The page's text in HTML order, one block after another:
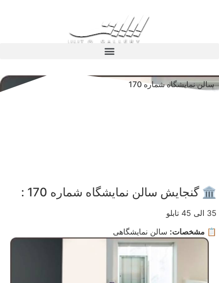
سالن نمایشگاه شماره 170
🏛️ گنجایش سالن نمایشگاه شماره 170 :
35 الی 45 تابلو
📋 مشخصات: سالن نمایشگاهی